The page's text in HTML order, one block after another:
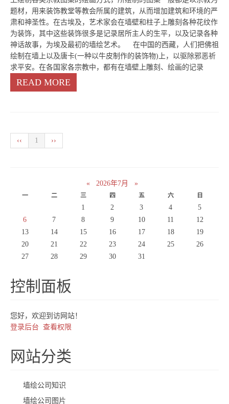
题材，用来装饰教堂等教会所属的建筑，从而增加建筑和环境的严
肃和神圣性。在古埃及，艺术家会在墙壁和柱子上雕刻各种花纹作
为装饰，其中这些装饰很多是记录居所主人的生平，以及记录各种
神话故事，为埃及最初的墙绘艺术。 在中国的西藏，人们把佛祖
绘制在墙上以及唐卡(一种以牛皮制作的装饰物)上，以驱除邪恶祈
求平安。在各国家各宗教中，都有在墙壁上雕刻、绘画的记录
READ MORE
‹‹ 1 ››
« 2026年7月 »
一 二 三 四 五 六 日
1 2 3 4
5
6
7 8 9 10 11
12
13
14 15 16 17 18
19
20
21 22 23 24 25
26
27
28 29 30 31
控制面板
您好，欢迎到访网站！
登录后台 查看权限
网站分类
墙绘公司知识
墙绘公司图片